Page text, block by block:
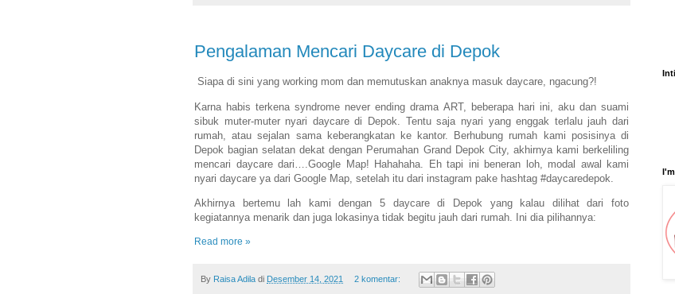
Pengalaman Mencari Daycare di Depok
Siapa di sini yang working mom dan memutuskan anaknya masuk daycare, ngacung?!
Karna habis terkena syndrome never ending drama ART, beberapa hari ini, aku dan suami
sibuk muter-muter nyari daycare di Depok. Tentu saja nyari yang enggak terlalu jauh dari
rumah, atau sejalan sama keberangkatan ke kantor. Berhubung rumah kami posisinya di
Depok bagian selatan dekat dengan Perumahan Grand Depok City, akhirnya kami berkeliling
mencari daycare dari….Google Map! Hahahaha. Eh tapi ini beneran loh, modal awal kami
nyari daycare ya dari Google Map, setelah itu dari instagram pake hashtag #daycaredepok.
Akhirnya bertemu lah kami dengan 5 daycare di Depok yang kalau dilihat dari foto
kegiatannya menarik dan juga lokasinya tidak begitu jauh dari rumah. Ini dia pilihannya:
Read more »
By Raisa Adila di Desember 14, 2021 2 komentar: